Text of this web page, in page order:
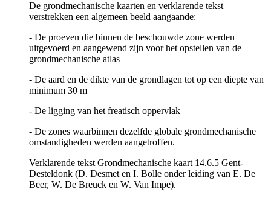
De grondmechanische kaarten en verklarende tekst
verstrekken een algemeen beeld aangaande:
- De proeven die binnen de beschouwde zone werden
uitgevoerd en aangewend zijn voor het opstellen van de
grondmechanische atlas
- De aard en de dikte van de grondlagen tot op een diepte van
minimum 30 m
- De ligging van het freatisch oppervlak
- De zones waarbinnen dezelfde globale grondmechanische
omstandigheden werden aangetroffen.
Verklarende tekst Grondmechanische kaart 14.6.5 Gent-
Desteldonk (D. Desmet en I. Bolle onder leiding van E. De
Beer, W. De Breuck en W. Van Impe).